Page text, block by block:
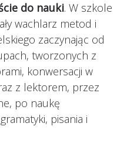
do nauki. W szkole
wachlarz metod i
zaczynając od
tworzonych z
konwersacji w
z lektorem, przez
po naukę
pisania i